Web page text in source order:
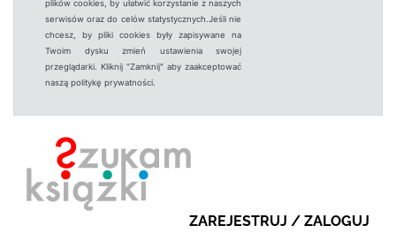
plików cookies, by ułatwić korzystanie z naszych
serwisów oraz do celów statystycznych.Jeśli nie
chcesz, by pliki cookies były zapisywane na
Twoim dysku zmień ustawienia swojej
przeglądarki. Kliknij "Zamknij" aby zaakceptować
naszą politykę prywatności.
ZAREJESTRUJ / ZALOGUJ